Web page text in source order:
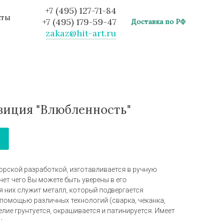
+7 (495) 127-71-84
+7 (495) 179-59-47
zakaz@hit-art.ru
Доставка по РФ
"Влюбленность"
разработкой, изготавливается в ручную
чего Вы можете быть уверены в его
служит металл, который подвергается
различных технологий (сварка, чеканка,
грунтуется, окрашивается и патинируется. Имеет